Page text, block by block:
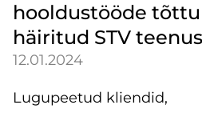
Internet
TV
Telefon
Abi
hooldustööde
häiritud STV
12.01.2024
Lugupeetud kliendid,